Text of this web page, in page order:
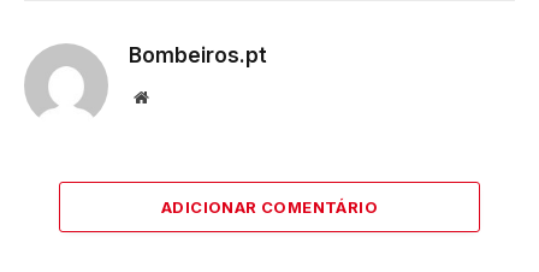
Bombeiros.pt
Website
ADICIONAR COMENTÁRIO